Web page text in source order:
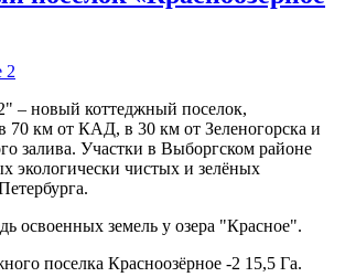
– новый коттеджный поселок,
70 км от КАД, в 30 км от Зеленогорска и
залива. Участки в Выборгском районе
экологически чистых и зелёных
освоенных земель у озера "Красное".
поселка Красноозёрное -2 15,5 Га.